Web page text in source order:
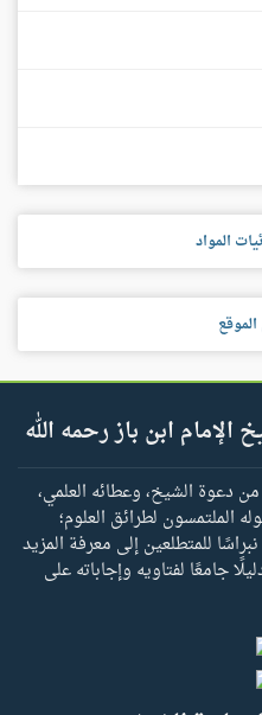
المواد
ابن باز رحمه الله
دعوة الشيخ، وعطائه العلمي،
الملتمسون لطرائق العلوم؛
للمتطلعين إلى معرفة المزيد
جامعًا لفتاويه وإجاباته على